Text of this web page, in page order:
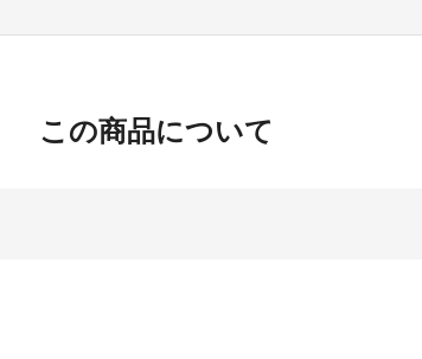
この商品について